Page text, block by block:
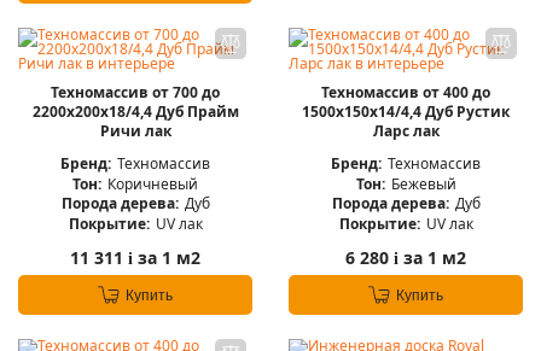
Техномассив от 700 до
2200х200х18/4,4 Дуб Прайм
Ричи лак
Бренд: Техномассив
Тон: Коричневый
Порода дерева: Дуб
Покрытие: UV лак
11 311 i за 1 м2
Купить
Техномассив от 400 до
1500х150х14/4,4 Дуб Рустик
Ларс лак
Бренд: Техномассив
Тон: Бежевый
Порода дерева: Дуб
Покрытие: UV лак
6 280 i за 1 м2
Купить